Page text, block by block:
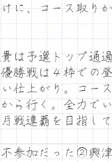
に、コース取り
は予選トップ通
勝戦は４枠での
仕上がり。コー
ら行く。全力で
戦連覇を目指し
参加だった②興